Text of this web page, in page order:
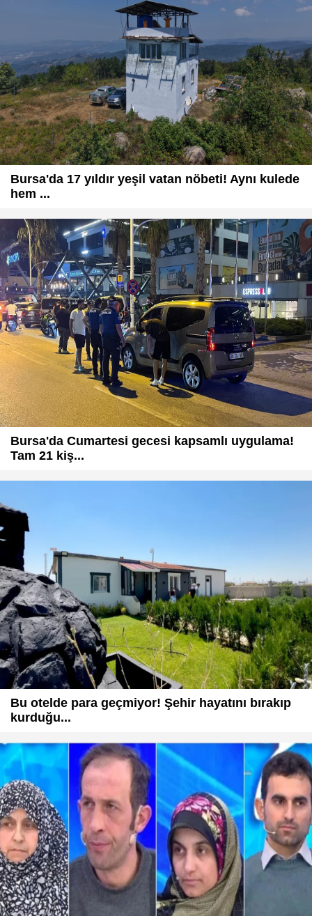
Bursa'da 17 yıldır yeşil vatan nöbeti! Aynı kulede
hem ...
Bursa'da Cumartesi gecesi kapsamlı uygulama!
Tam 21 kiş...
Bu otelde para geçmiyor! Şehir hayatını bırakıp
kurduğu...